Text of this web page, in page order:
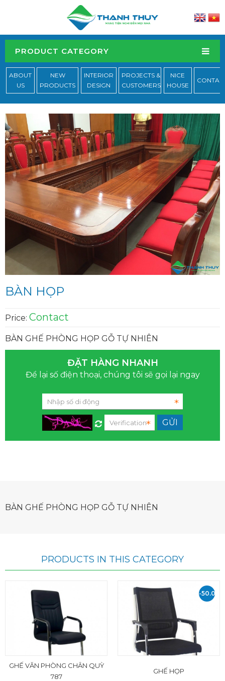
PRODUCT CATEGORY
ABOUT
US
NEW
PRODUCTS
INTERIOR
DESIGN
PROJECTS &
CUSTOMERS
NICE
HOUSE
BÀN HỌP
Price: Contact
BÀN GHẾ PHÒNG HỌP GỖ TỰ NHIÊN
ĐẶT HÀNG NHANH
Để lại số điện thoại, chúng tôi sẽ gọi lại ngay
BÀN GHẾ PHÒNG HỌP GỖ TỰ NHIÊN
PRODUCTS IN THIS CATEGORY
GHẾ VĂN PHÒNG CHÂN QUỲ
787
-50.000
GHẾ HỌP